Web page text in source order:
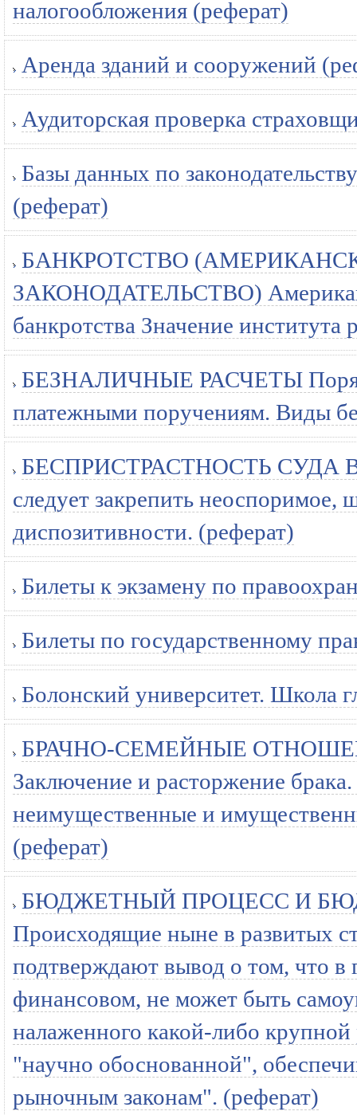
налогообложения (реферат)
Аренда зданий и сооружений
Аудиторская проверка
Базы данных по
(реферат)
БАНКРОТСТВО
ЗАКОНОДАТЕЛЬСТВО)
банкротства Значение института
БЕЗНАЛИЧНЫЕ РАСЧЕТЫ
платежными поручениям. Виды
БЕСПРИСТРАСТНОСТЬ СУДА
следует закрепить неоспоримое,
диспозитивности. (реферат)
Билеты к экзамену по
Билеты по государственному
Болонский университет. Школа
БРАЧНО-СЕМЕЙНЫЕ
Заключение и расторжение
неимущественные и
(реферат)
БЮДЖЕТНЫЙ ПРОЦЕСС И
Происходящие ныне в развитых
подтверждают вывод о том, что в
финансовом, не может быть
налаженного какой-либо
"научно обоснованной",
рыночным законам". (реферат)